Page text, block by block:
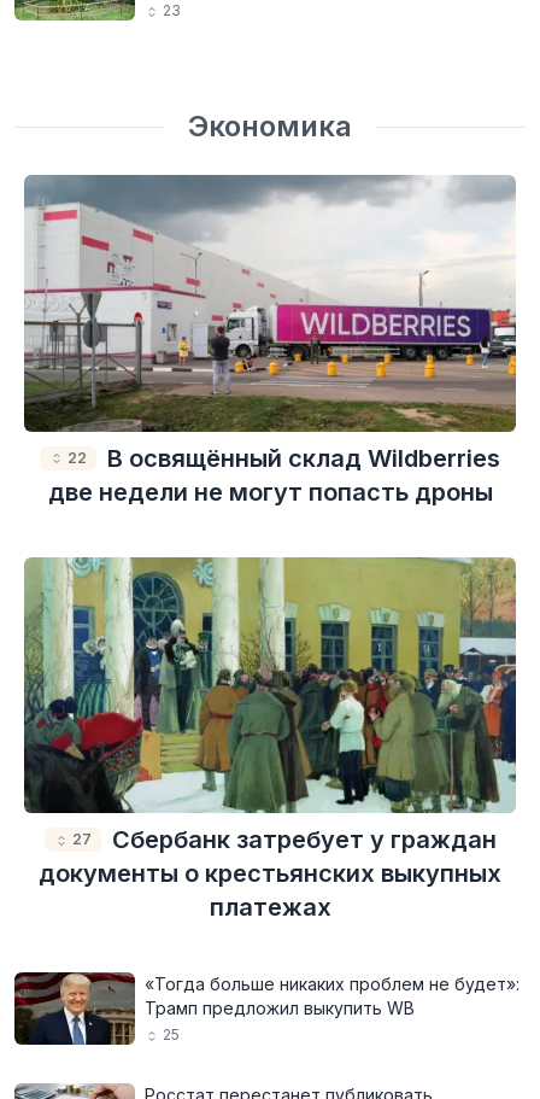
23
Экономика
22
В освящённый склад Wildberries
две недели не могут попасть дроны
27
Сбербанк затребует у граждан
документы о крестьянских выкупных
платежах
«Тогда больше никаких проблем не будет»:
Трамп предложил выкупить WB
25
Росстат перестанет публиковать